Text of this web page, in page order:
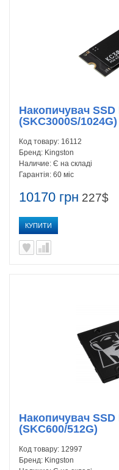
10170 грн 227$
КУПИТИ
Накопичувач
(SKC3000S/1024G)
Код товару: 16112
Бренд: Kingston
Наличие: Є на складі
Гарантія: 60 міс
Накопичувач
(SKC600/512G)
Код товару: 12997
Бренд: Kingston